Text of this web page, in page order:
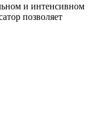
и интенсивном
позволяет